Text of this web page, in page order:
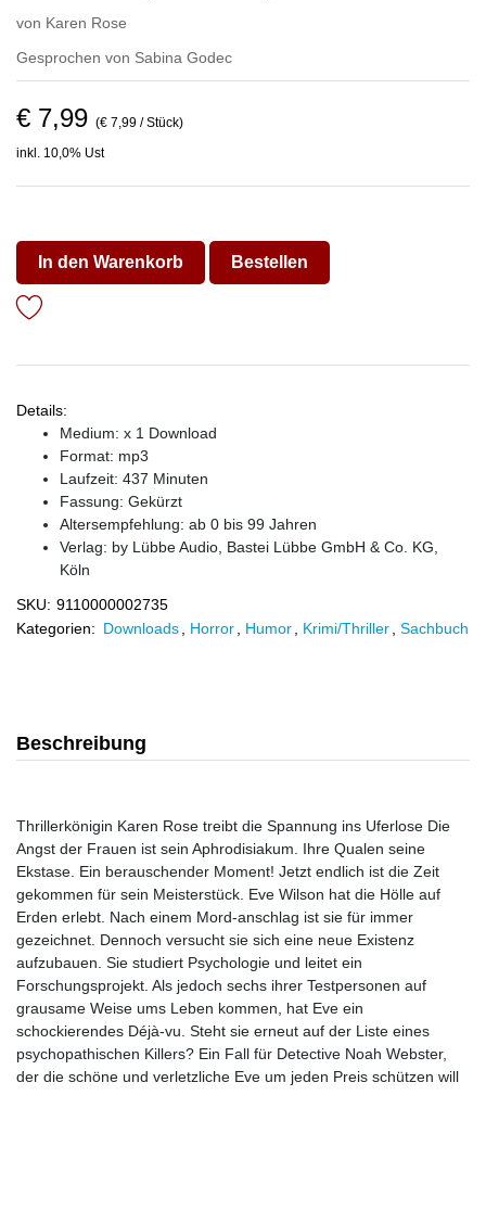
von Karen Rose
Gesprochen von Sabina Godec
€ 7,99 (€ 7,99 / Stück)
inkl. 10,0% Ust
In den Warenkorb Bestellen
Details:
Medium: x 1 Download
Format: mp3
Laufzeit: 437 Minuten
Fassung: Gekürzt
Altersempfehlung: ab 0 bis 99 Jahren
Verlag: by Lübbe Audio, Bastei Lübbe GmbH & Co. KG,
Köln
SKU: 9110000002735
Kategorien: Downloads Horror Humor Krimi/Thriller Sachbuch
Beschreibung
Thrillerkönigin Karen Rose treibt die Spannung ins Uferlose Die
Angst der Frauen ist sein Aphrodisiakum. Ihre Qualen seine
Ekstase. Ein berauschender Moment! Jetzt endlich ist die Zeit
gekommen für sein Meisterstück. Eve Wilson hat die Hölle auf
Erden erlebt. Nach einem Mord-anschlag ist sie für immer
gezeichnet. Dennoch versucht sie sich eine neue Existenz
aufzubauen. Sie studiert Psychologie und leitet ein
Forschungsprojekt. Als jedoch sechs ihrer Testpersonen auf
grausame Weise ums Leben kommen, hat Eve ein
schockierendes Déjà-vu. Steht sie erneut auf der Liste eines
psychopathischen Killers? Ein Fall für Detective Noah Webster,
der die schöne und verletzliche Eve um jeden Preis schützen will